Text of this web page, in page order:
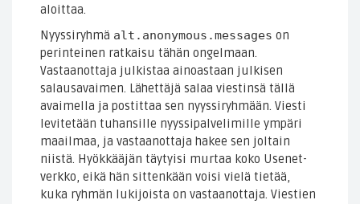
aloittaa.
Nyyssiryhmä alt.anonymous.messages on
perinteinen ratkaisu tähän ongelmaan.
Vastaanottaja julkistaa ainoastaan julkisen
salausavaimen. Lähettäjä salaa viestinsä tällä
avaimella ja postittaa sen nyyssiryhmään. Viesti
levitetään tuhansille nyyssipalvelimille ympäri
maailmaa, ja vastaanottaja hakee sen joltain
niistä. Hyökkääjän täytyisi murtaa koko Usenet-
verkko, eikä hän sittenkään voisi vielä tietää,
kuka ryhmän lukijoista on vastaanottaja. Viestien